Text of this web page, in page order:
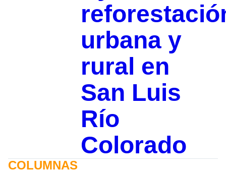
urbana y
rural en
San Luis
Río
Colorado
COLUMNAS